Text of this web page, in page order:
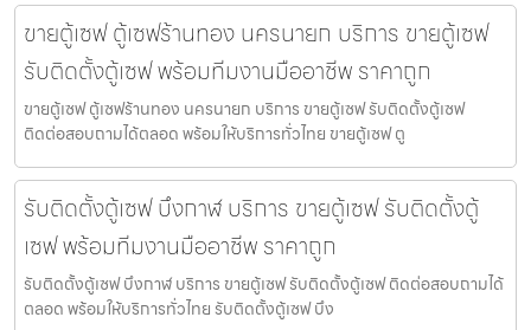
ขายตู้เซฟ ตู้เซฟร้านทอง นครนายก บริการ ขายตู้เซฟ
รับติดตั้งตู้เซฟ พร้อมทีมงานมืออาชีพ ราคาถูก
ขายตู้เซฟ ตู้เซฟร้านทอง นครนายก บริการ ขายตู้เซฟ รับติดตั้งตู้เซฟ
ติดต่อสอบถามได้ตลอด พร้อมให้บริการทั่วไทย ขายตู้เซฟ ตู
รับติดตั้งตู้เซฟ บึงกาฬ บริการ ขายตู้เซฟ รับติดตั้งตู้
เซฟ พร้อมทีมงานมืออาชีพ ราคาถูก
รับติดตั้งตู้เซฟ บึงกาฬ บริการ ขายตู้เซฟ รับติดตั้งตู้เซฟ ติดต่อสอบถามได้
ตลอด พร้อมให้บริการทั่วไทย รับติดตั้งตู้เซฟ บึง